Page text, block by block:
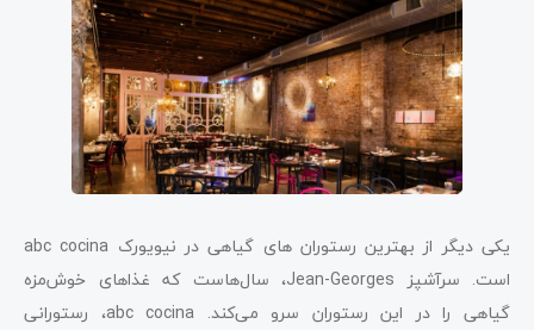
یکی دیگر از بهترین رستوران ‌های گیاهی در نیویورک abc cocina
است. سرآشپز Jean-Georges، سال‌هاست که غذاهای خوش‌مزه
گیاهی را در این رستوران سرو می‌کند. abc cocina، رستورانی